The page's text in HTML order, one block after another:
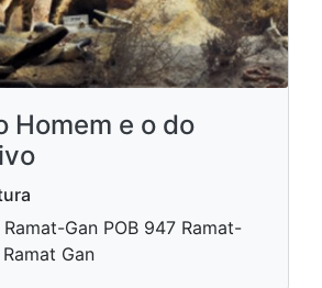
Homem e o do
Gan POB 947 Ramat-
Gan